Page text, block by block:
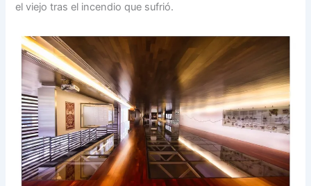
el viejo tras el incendio que sufrió.